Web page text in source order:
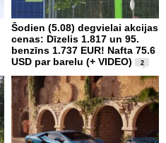
Šodien (5.08) degvielai akcijas
cenas: Dīzelis 1.817 un 95.
benzīns 1.737 EUR! Nafta 75.6
USD par barelu (+ VIDEO)
2